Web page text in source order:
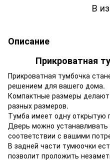
В
Описание
Прикроватная
Прикроватная тумбочка
решением для вашего дома.
Компактные размеры
разных размеров.
Тумба имеет одну открытую
Дверь можно устанавливать
соответствии с вашими
В задней части тумюочки
позволит проложить